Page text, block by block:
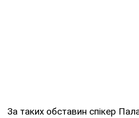
За таких обставин спікер